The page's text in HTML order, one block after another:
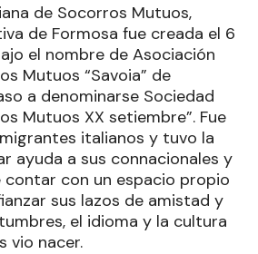
de Socorros Mutuos,
de Formosa fue creada el 6
el nombre de Asociación
Mutuos “Savoia” de
a denominarse Sociedad
Mutuos XX setiembre”. Fue
italianos y tuvo la
ayuda a sus connacionales y
con un espacio propio
sus lazos de amistad y
el idioma y la cultura
vio nacer.